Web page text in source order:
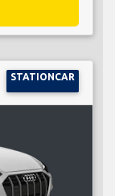
STATIONCAR